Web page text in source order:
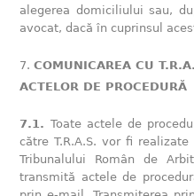
alegerea domiciliului sau,
avocat, dacă în cuprinsul
COMUNICAREA CU
ACTELOR DE PROCEDURĂ
7.1.Toate actele de
către T.R.A.S. vor fi
Tribunalului Român de
transmită actele de